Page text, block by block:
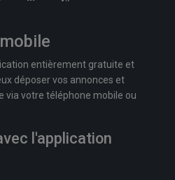
entièrement gratuite et
déposer vos annonces et
via votre téléphone mobile ou
l'application